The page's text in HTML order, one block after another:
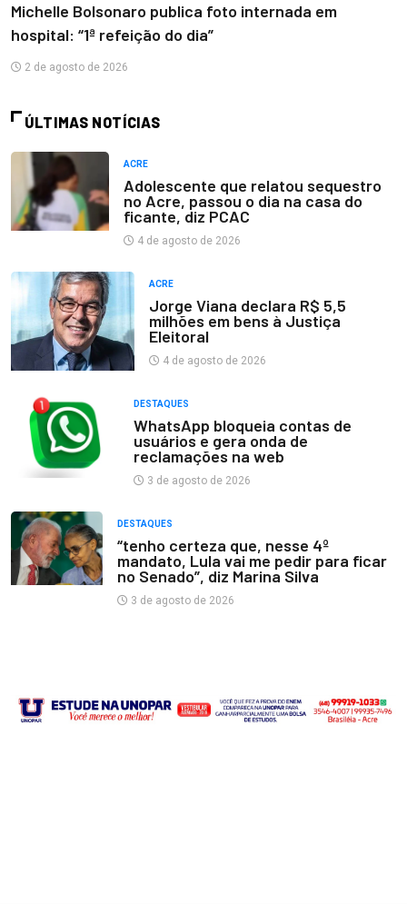
Michelle Bolsonaro publica foto internada em
hospital: “1ª refeição do dia”
2 de agosto de 2026
ÚLTIMAS NOTÍCIAS
ACRE
Adolescente que relatou sequestro
no Acre, passou o dia na casa do
ficante, diz PCAC
4 de agosto de 2026
ACRE
Jorge Viana declara R$ 5,5
milhões em bens à Justiça
Eleitoral
4 de agosto de 2026
DESTAQUES
WhatsApp bloqueia contas de
usuários e gera onda de
reclamações na web
3 de agosto de 2026
DESTAQUES
“tenho certeza que, nesse 4º
mandato, Lula vai me pedir para ficar
no Senado”, diz Marina Silva
3 de agosto de 2026